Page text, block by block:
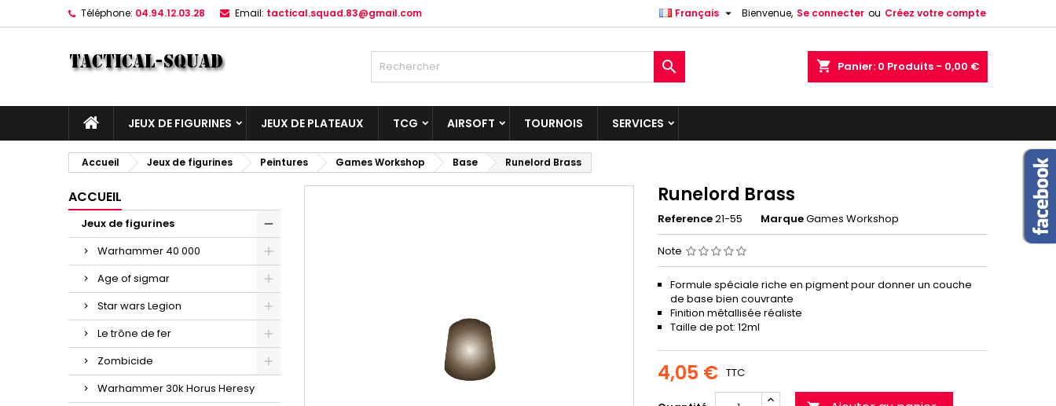
Téléphone: 04.94.12.03.28 Email: tactical.squad.83@gmail.com Bienvenue, Se connecter ou Créez votre compte
Français 
shopping_cart Panier: 0 Produits - 0,00 €

JEUX DE FIGURINES JEUX DE PLATEAUX TCG AIRSOFT TOURNOIS SERVICES
Accueil Jeux de figurines Peintures Games Workshop Base Runelord Brass
ACCUEIL
Jeux de figurines
Warhammer 40 000
Age of sigmar
Star wars Legion
Le trône de fer
Zombicide
Warhammer 30k Horus Heresy
Runelord Brass
Reference21-55 MarqueGames Workshop
Note
Formule spéciale riche en pigment pour donner un couche
de base bien couvrante
Finition métallisée réaliste
Taille de pot: 12ml
4,05 € TTC